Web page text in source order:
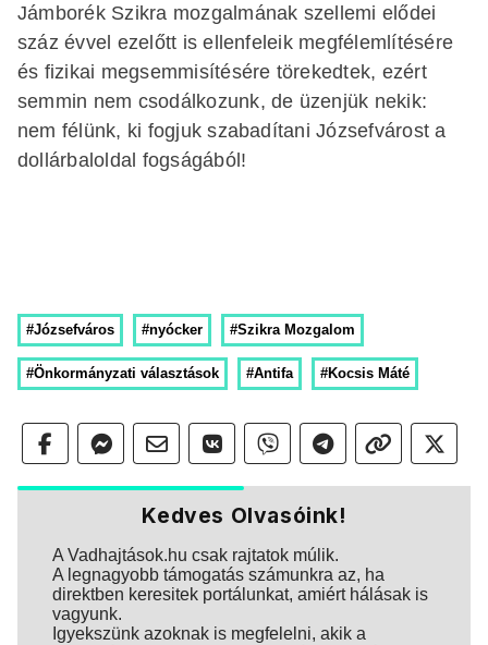
Jámborék Szikra mozgalmának szellemi elődei
száz évvel ezelőtt is ellenfeleik megfélemlítésére
és fizikai megsemmisítésére törekedtek, ezért
semmin nem csodálkozunk, de üzenjük nekik:
nem félünk, ki fogjuk szabadítani Józsefvárost a
dollárbaloldal fogságából!
#Józsefváros #nyócker #Szikra Mozgalom
#Önkormányzati választások #Antifa #Kocsis Máté
Kedves Olvasóink!
A Vadhajtások.hu csak rajtatok múlik.
A legnagyobb támogatás számunkra az, ha
direktben keresitek portálunkat, amiért hálásak is
vagyunk.
Igyekszünk azoknak is megfelelni, akik a